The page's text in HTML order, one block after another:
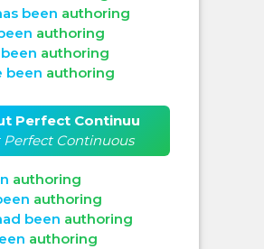
been authoring
authoring
been authoring
been authoring
Perfect Continuu
Perfect Continuous
authoring
authoring
been authoring
authoring